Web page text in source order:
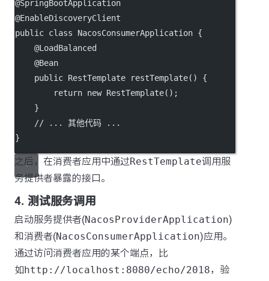
@SpringBootApplication
@EnableDiscoveryClient
public class NacosConsumerApplication {
    @
LoadBalanced
    @
Bean
public RestTemplate restTemplate() {
return new RestTemplate();
    }
// ... 其他代码 ...
}
之后，在消费者应用中通过RestTemplate调用服
务提供者暴露的接口。
4. 测试服务调用
启动服务提供者(NacosProviderApplication)
和消费者(NacosConsumerApplication)应用。
通过访问消费者应用的某个端点，比
如http://localhost:8080/echo/2018，验